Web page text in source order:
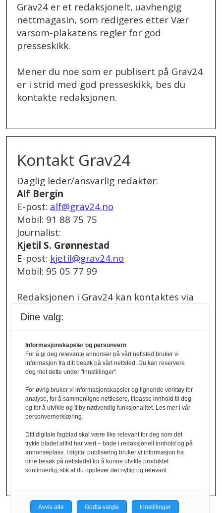
Grav24 er et redaksjonelt, uavhengig
nettmagasin, som redigeres etter Vær
varsom-plakatens regler for god
presseskikk.
Mener du noe som er publisert på Grav24
er i strid med god presseskikk, bes du
kontakte redaksjonen.
Kontakt Grav24
Daglig leder/ansvarlig redaktør:
Alf Bergin
E-post: alf@grav24.no
Mobil: 91 88 75 75
Journalist:
Kjetil S. Grønnestad
E-post: kjetil@grav24.no
Mobil: 95 05 77 99
Redaksjonen i Grav24 kan kontaktes via
redaksjon@grav24.no
annonser/stillingsannonser, kan du bruke
denne e-post adressen:
annonse@grav24.no
Ved å følge linken under finner du vår
personvernerklæring.
Her finner du informasjon om cookies og
personvern.
Dine valg:
Informasjonskapsler og personvern
For å gi deg relevante annonser på vårt nettsted bruker vi
informasjon fra ditt besøk på vårt nettsted. Du kan reservere
deg mot dette under "Innstillinger".
For øvrig bruker vi informasjonskapsler og lignende verktøy for
analyse, for å sammenligne nettlesere, tilpasse innhold til deg
og for å utvikle og tilby nødvendig funksjonalitet. Les mer i vår
personvernerklæring.
Ditt digitale fagblad skal være like relevant for deg som det
trykte bladet alltid har vært – bade i redaksjonelt innhold og på
annonseplass. I digital publisering bruker vi informasjon fra
dine besøk på nettstedet for å kunne utvikle produktet
kontinuerlig, slik at du opplever det nyttig og relevant.
Avvis alle Godta valgte Innstillinger